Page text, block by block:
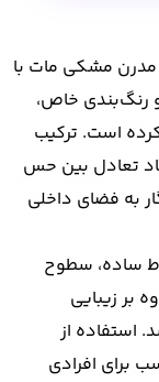
مدرن مشکی مات با
رنگ‌بندی خاص،
است. ترکیب
تعادل بین حس
به فضای داخلی
ساده، سطوح
بر زیبایی
استفاده از
برای افرادی